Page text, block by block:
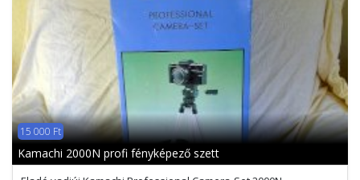
15 000 Ft
Kamachi 2000N profi fényképező szett